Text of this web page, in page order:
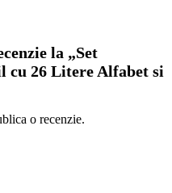
la „Set
cu 26 Litere Alfabet si
o recenzie.